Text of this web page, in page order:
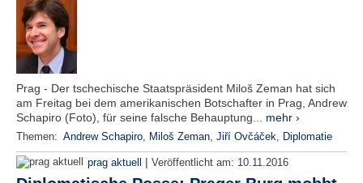
Prag - Der tschechische Staatspräsident Miloš Zeman hat sich
am Freitag bei dem amerikanischen Botschafter in Prag, Andrew
Schapiro (Foto), für seine falsche Behauptung... mehr ›
Themen: Andrew Schapiro, Miloš Zeman, Jiří Ovčáček, Diplomatie
prag aktuell | Veröffentlicht am: 10.11.2016